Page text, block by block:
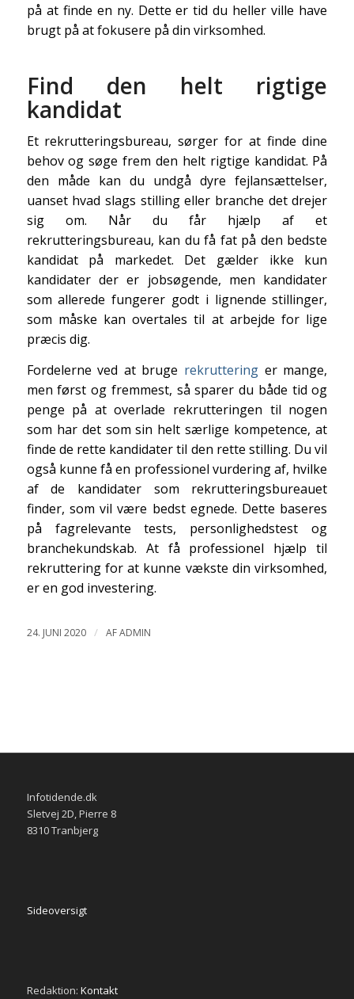
på at finde en ny. Dette er tid du heller ville have
brugt på at fokusere på din virksomhed.
Find den helt rigtige
kandidat
Et rekrutteringsbureau, sørger for at finde dine
behov og søge frem den helt rigtige kandidat. På
den måde kan du undgå dyre fejlansættelser,
uanset hvad slags stilling eller branche det drejer
sig om. Når du får hjælp af et
rekrutteringsbureau, kan du få fat på den bedste
kandidat på markedet. Det gælder ikke kun
kandidater der er jobsøgende, men kandidater
som allerede fungerer godt i lignende stillinger,
som måske kan overtales til at arbejde for lige
præcis dig.
Fordelerne ved at bruge rekruttering er mange,
men først og fremmest, så sparer du både tid og
penge på at overlade rekrutteringen til nogen
som har det som sin helt særlige kompetence, at
finde de rette kandidater til den rette stilling. Du vil
også kunne få en professionel vurdering af, hvilke
af de kandidater som rekrutteringsbureauet
finder, som vil være bedst egnede. Dette baseres
på fagrelevante tests, personlighedstest og
branchekundskab. At få professionel hjælp til
rekruttering for at kunne vækste din virksomhed,
er en god investering.
24. JUNI 2020 / AFADMIN
Infotidende.dk
Sletvej 2D, Pierre 8
8310 Tranbjerg
Sideoversigt
Redaktion: Kontakt